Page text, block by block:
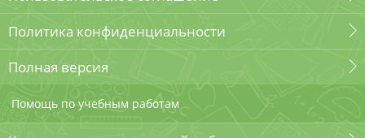
Политика конфиденциальности
Полная версия
Помощь по учебным работам